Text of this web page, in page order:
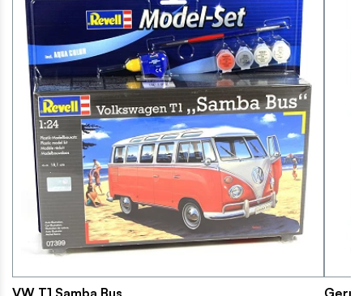
VW T1 Samba Bus